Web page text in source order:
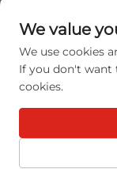
[email
Copyright © 2026
We value
We use cookies
If you don't want
cookies.